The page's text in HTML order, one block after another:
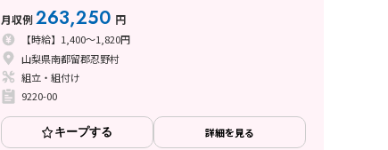
月収例263,250 円
【時給】1,400～1,820円
山梨県南都留郡忍野村
組立・組付け
9220-00
キープする 詳細を見る